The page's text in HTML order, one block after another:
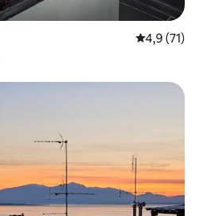
4,9 ud af 5
4,9 (71)